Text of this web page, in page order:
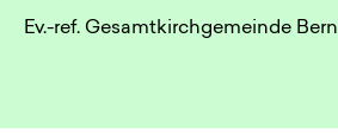
Ev.-ref. Gesamtkirchgemeinde Bern